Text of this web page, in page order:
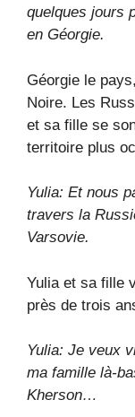
quelques jours
en Géorgie.
Géorgie le
Noire. Les
et sa fille se
territoire plus
Yulia: Et nous
travers la
Varsovie.
Yulia et sa fille
près de trois
Yulia: Je veux
ma famille là-
Kherson…